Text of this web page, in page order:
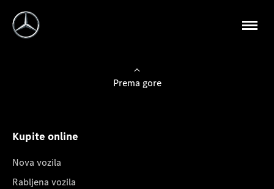
Prema gore
Kupite online
Nova vozila
Rabljena vozila